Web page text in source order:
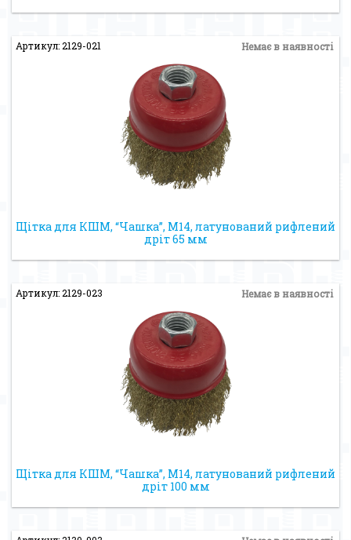
Артикул: 2129-021 Немає в наявності
Щітка для КШМ, “Чашка”, М14, латунований рифлений
дріт 65 мм
Артикул: 2129-023 Немає в наявності
Щітка для КШМ, “Чашка”, М14, латунований рифлений
дріт 100 мм